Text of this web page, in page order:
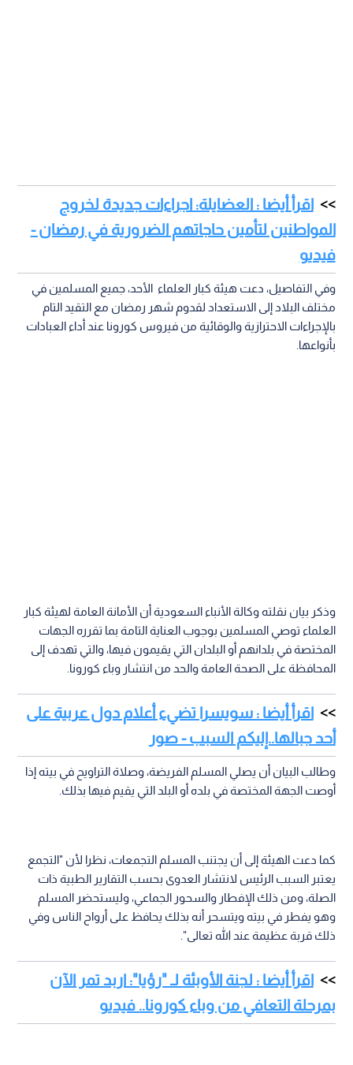
اقرأ أيضا : العضايلة: اجراءات جديدة لخروج
المواطنين لتأمين حاجاتهم الضرورية في رمضان -
فيديو
وفي التفاصيل، دعت هيئة كبار العلماء الأحد، جميع المسلمين في
مختلف البلاد إلى الاستعداد لقدوم شهر رمضان مع التقيد التام
بالإجراءات الاحترازية والوقائية من فيروس كورونا عند أداء العبادات
بأنواعها.
وذكر بيان نقلته وكالة الأنباء السعودية أن الأمانة العامة لهيئة كبار
العلماء توصي المسلمين بوجوب العناية التامة بما تقرره الجهات
المختصة في بلدانهم أو البلدان التي يقيمون فيها، والتي تهدف إلى
المحافظة على الصحة العامة والحد من انتشار وباء كورونا.
اقرأ أيضا : سويسرا تضيء أعلام دول عربية على
أحد جبالها..إليكم السبب - صور
وطالب البيان أن يصلي المسلم الفريضة، وصلاة التراويح في بيته إذا
أوصت الجهة المختصة في بلده أو البلد التي يقيم فيها بذلك.
كما دعت الهيئة إلى أن يجتنب المسلم التجمعات، نظرا لأن "التجمع
يعتبر السبب الرئيس لانتشار العدوى بحسب التقارير الطبية ذات
الصلة، ومن ذلك الإفطار والسحور الجماعي، وليستحضر المسلم
وهو يفطر في بيته ويتسحر أنه بذلك يحافظ على أرواح الناس وفي
ذلك قربة عظيمة عند الله تعالى".
اقرأ أيضا : لجنة الأوبئة لـ "رؤيا": اربد تمر الآن
بمرحلة التعافي من وباء كورونا.. فيديو